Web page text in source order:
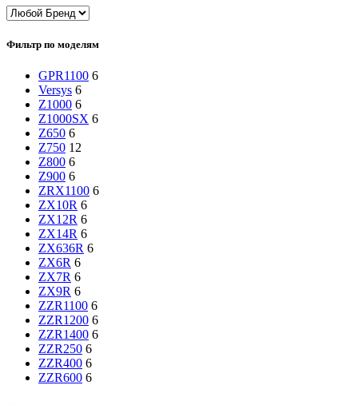
Фильтр по моделям
GPR1100 6
Versys 6
Z1000 6
Z1000SX 6
Z650 6
Z750 12
Z800 6
Z900 6
ZRX1100 6
ZX10R 6
ZX12R 6
ZX14R 6
ZX636R 6
ZX6R 6
ZX7R 6
ZX9R 6
ZZR1100 6
ZZR1200 6
ZZR1400 6
ZZR250 6
ZZR400 6
ZZR600 6